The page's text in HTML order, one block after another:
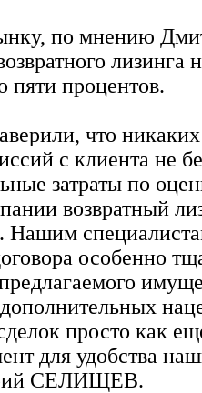
по мнению
лизинга
пяти процентов.
что никаких
с клиента не
затраты по
возвратный
Нашим
особенно
просто как
для удобства
СЕЛИЩЕВ.